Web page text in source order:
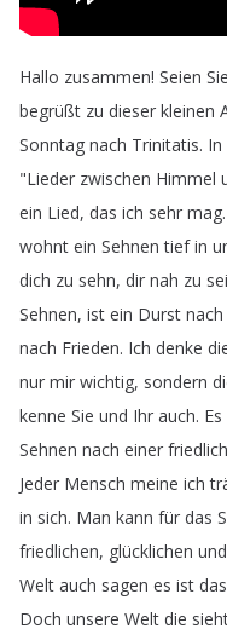
Hallo zusammen! Seien Sie
begrüßt zu dieser kleinen
Sonntag nach Trinitatis. In
"Lieder zwischen Himmel
ein Lied, das ich sehr mag.
wohnt ein Sehnen tief in
dich zu sehn, dir nah zu
Sehnen, ist ein Durst nach
nach Frieden. Ich denke
nur mir wichtig, sondern
kenne Sie und Ihr auch. Es
Sehnen nach einer
Jeder Mensch meine ich
in sich. Man kann für das
friedlichen, glücklichen und
Welt auch sagen es ist das
Doch unsere Welt die